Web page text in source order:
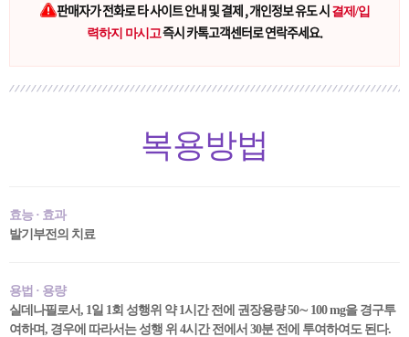
판매자가 전화로 타 사이트 안내 및 결제 , 개인정보 유도 시 결제/입
력하지 마시고즉시 카톡고객센터로 연락주세요.
복용방법
효능 · 효과
발기부전의 치료
용법 · 용량
실데나필로서, 1일 1회 성행위 약 1시간 전에 권장용량 50∼ 100 mg을 경구투
여하며, 경우에 따라서는 성행 위 4시간 전에서 30분 전에 투여하여도 된다.